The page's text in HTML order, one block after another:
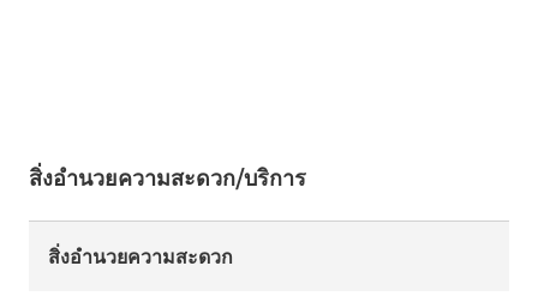
สิ่งอำนวยความสะดวก/บริการ
สิ่งอำนวยความสะดวก